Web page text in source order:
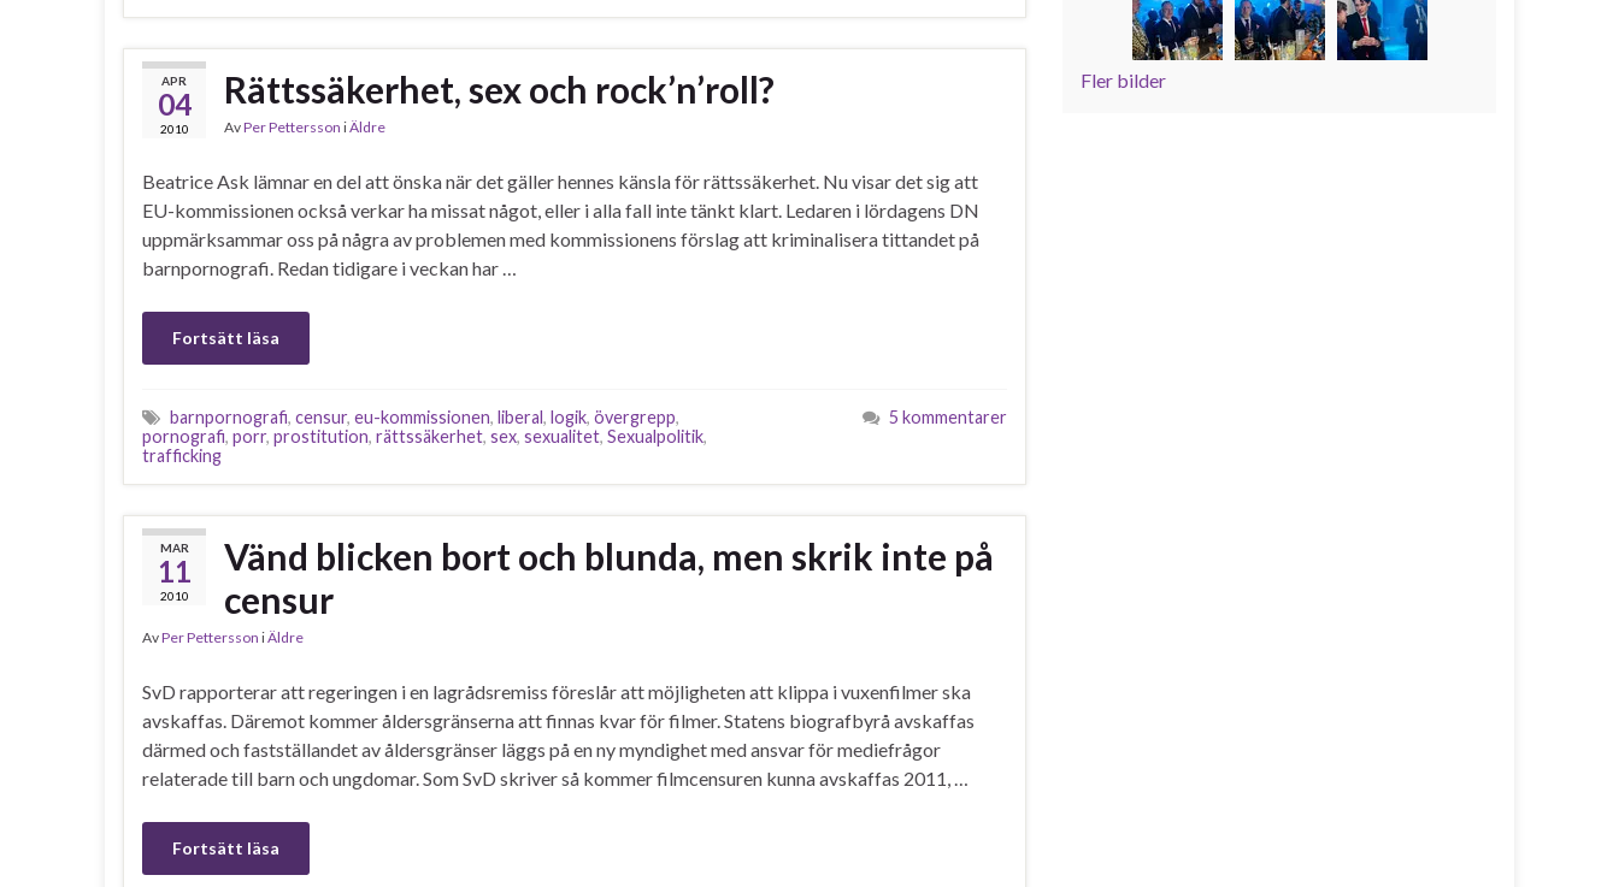
APR
04
2010
Rättssäkerhet, sex och rock’n’roll?
AvPer Pettersson iÄldre
Beatrice Ask lämnar en del att önska när det gäller hennes känsla för rättssäkerhet. Nu visar det sig att
EU-kommissionen också verkar ha missat något, eller i alla fall inte tänkt klart. Ledaren i lördagens DN
uppmärksammar oss på några av problemen med kommissionens förslag att kriminalisera tittandet på
barnpornografi. Redan tidigare i veckan har …
Fortsätt läsa
barnpornografi, censur, eu-kommissionen, liberal, logik, övergrepp,
pornografi, porr, prostitution, rättssäkerhet, sex, sexualitet, Sexualpolitik,
trafficking
5 kommentarer
MAR
11
2010
Vänd blicken bort och blunda, men skrik inte på
censur
AvPer Pettersson iÄldre
SvD rapporterar att regeringen i en lagrådsremiss föreslår att möjligheten att klippa i vuxenfilmer ska
avskaffas. Däremot kommer åldersgränserna att finnas kvar för filmer. Statens biografbyrå avskaffas
därmed och fastställandet av åldersgränser läggs på en ny myndighet med ansvar för mediefrågor
relaterade till barn och ungdomar. Som SvD skriver så kommer filmcensuren kunna avskaffas 2011, …
Fortsätt läsa
Fler bilder